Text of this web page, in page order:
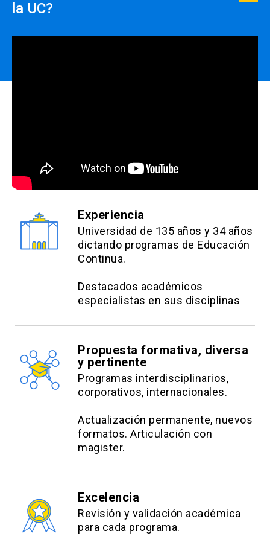
la UC?
Experiencia
Universidad de 135 años y 34 años
dictando programas de Educación
Continua.
Destacados académicos
especialistas en sus disciplinas
Propuesta formativa, diversa
y pertinente
Programas interdisciplinarios,
corporativos, internacionales.
Actualización permanente, nuevos
formatos. Articulación con
magister.
Excelencia
Revisión y validación académica
para cada programa.